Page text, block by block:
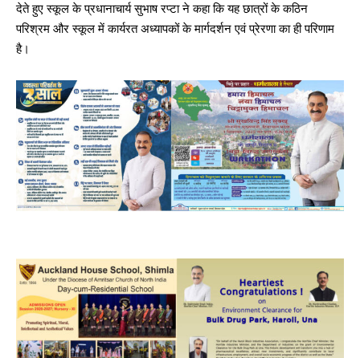
देते हुए स्कूल के प्रधानाचार्य सुभाष रप्टा ने कहा कि यह छात्रों के कठिन
परिश्रम और स्कूल में कार्यरत अध्यापकों के मार्गदर्शन एवं प्रेरणा का ही परिणाम
है।